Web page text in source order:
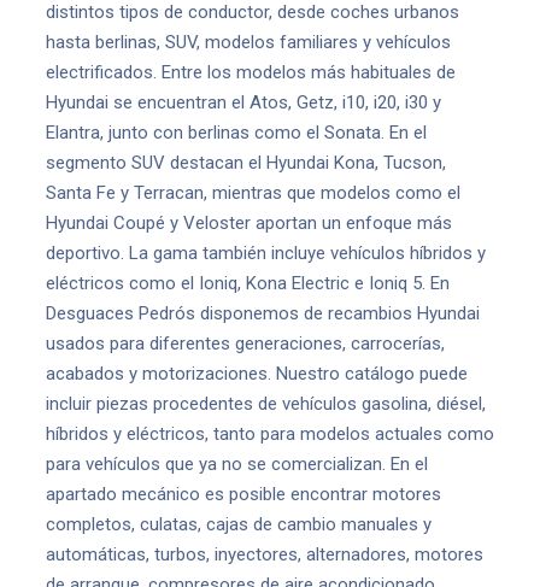
distintos tipos de conductor, desde coches urbanos
hasta berlinas, SUV, modelos familiares y vehículos
electrificados. Entre los modelos más habituales de
Hyundai se encuentran el Atos, Getz, i10, i20, i30 y
Elantra, junto con berlinas como el Sonata. En el
segmento SUV destacan el Hyundai Kona, Tucson,
Santa Fe y Terracan, mientras que modelos como el
Hyundai Coupé y Veloster aportan un enfoque más
deportivo. La gama también incluye vehículos híbridos y
eléctricos como el Ioniq, Kona Electric e Ioniq 5. En
Desguaces Pedrós disponemos de recambios Hyundai
usados para diferentes generaciones, carrocerías,
acabados y motorizaciones. Nuestro catálogo puede
incluir piezas procedentes de vehículos gasolina, diésel,
híbridos y eléctricos, tanto para modelos actuales como
para vehículos que ya no se comercializan. En el
apartado mecánico es posible encontrar motores
completos, culatas, cajas de cambio manuales y
automáticas, turbos, inyectores, alternadores, motores